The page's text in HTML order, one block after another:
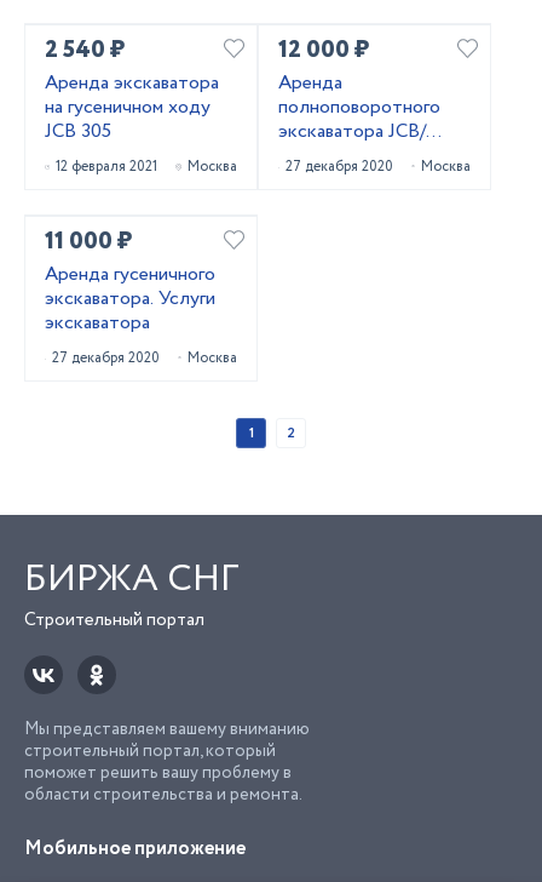
2 540 ₽
Аренда экскаватора
на гусеничном ходу
JCB 305
12 февраля 2021 Москва
12 000 ₽
Аренда
полноповоротного
экскаватора JCB/
Hitachi
27 декабря 2020 Москва
11 000 ₽
Аренда гусеничного
экскаватора. Услуги
экскаватора
27 декабря 2020 Москва
1 2
БИРЖА СНГ
Строительный портал
Мы представляем вашему вниманию
строительный портал, который
поможет решить вашу проблему в
области строительства и ремонта.
Мобильное приложение